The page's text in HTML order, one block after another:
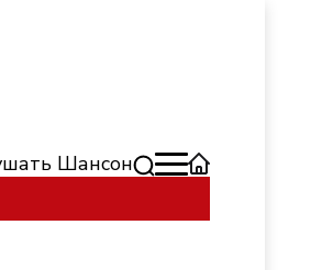
Шансон